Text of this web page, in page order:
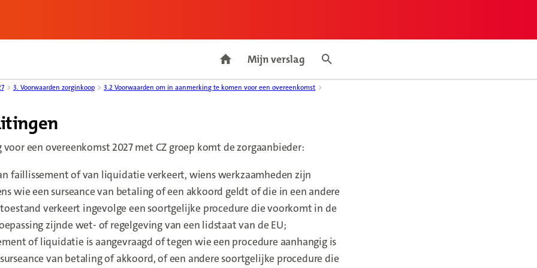
Go to homepage
Mijn verslag Search articles
3. Voorwaarden zorginkoop 3.2 Voorwaarden om in aanmerking te komen voor een overeenkomst
een overeenkomst 2027 met CZ groep komt de zorgaanbieder:
faillissement of van liquidatie verkeert, wiens werkzaamheden zijn
wie een surseance van betaling of een akkoord geldt of die in een andere
verkeert ingevolge een soortgelijke procedure die voorkomt in de
zijnde wet- of regelgeving van een lidstaat van de EU;
of liquidatie is aangevraagd of tegen wie een procedure aanhangig is
van betaling of akkoord, of een andere soortgelijke procedure die